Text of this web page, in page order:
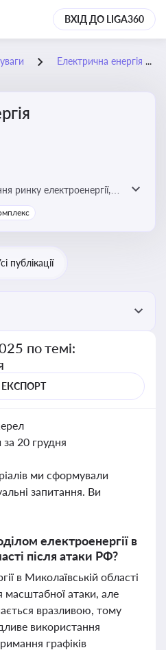
ВХІД ДО LIGA360
Електрична енергія
ринку електроенергії,
та фінансові
енергетики
публікації
по темі:
ЕКСПОРТ
за 20 грудня
ми сформували
запитання. Ви
електроенергії в
після атаки РФ?
в Миколаївській області
масштабної атаки, але
вразливою, тому
використання
графіків